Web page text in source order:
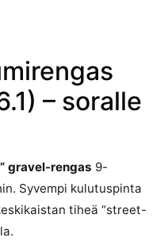
– soralle
gravel-rengas 9-
Syvempi kulutuspinta
tiheä “street-